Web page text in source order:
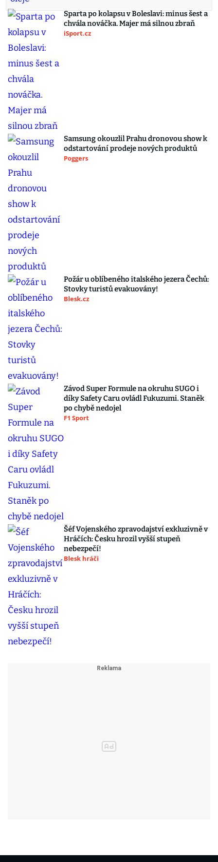
Sparta po kolapsu v Boleslavi: minus šest a
chvála nováčka. Majer má silnou zbraň
iSport.cz
Samsung okouzlil Prahu dronovou show k
odstartování prodeje nových produktů
Poggers
Požár u oblíbeného italského jezera Čechů:
Stovky turistů evakuovány!
Blesk.cz
Závod Super Formule na okruhu SUGO i
díky Safety Caru ovládl Fukuzumi. Staněk
po chybě nedojel
F1 Sport
Šéf Vojenského zpravodajství exkluzivně v
Hráčích: Česku hrozil vyšší stupeň
nebezpečí!
Blesk hráči